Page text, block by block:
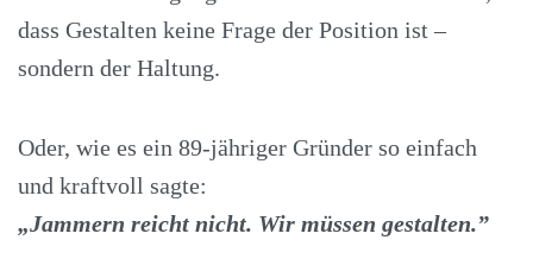
dass Gestalten keine Frage der Position ist –
sondern der Haltung.
Oder, wie es ein 89-jähriger Gründer so einfach
und kraftvoll sagte:
„Jammern reicht nicht. Wir müssen gestalten.”